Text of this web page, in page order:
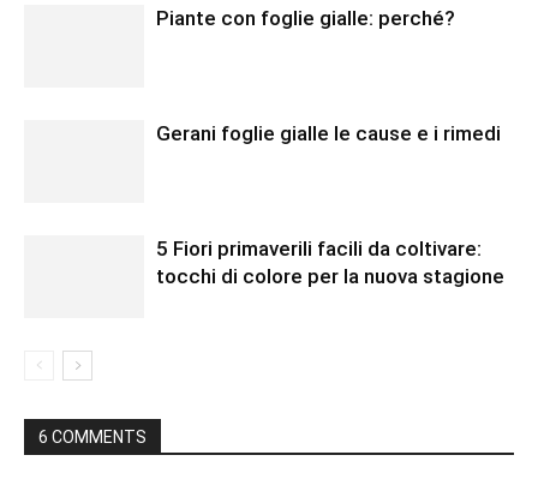
Piante con foglie gialle: perché?
Gerani foglie gialle le cause e i rimedi
5 Fiori primaverili facili da coltivare:
tocchi di colore per la nuova stagione
6 COMMENTS